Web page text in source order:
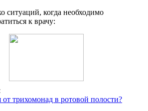
ситуаций, когда необходимо
к врачу:
от трихомонад в ротовой полости?